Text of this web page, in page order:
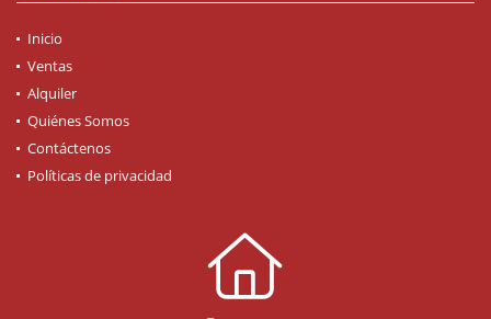
Inicio
Ventas
Alquiler
Quiénes Somos
Contáctenos
Políticas de privacidad